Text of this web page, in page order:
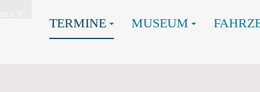
TERMINE MUSEUM